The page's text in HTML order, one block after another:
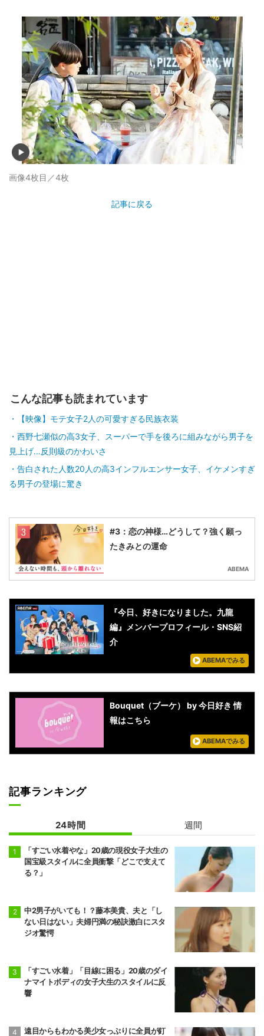
画像4枚目／4枚
記事に戻る
こんな記事も読まれています
【映像】モテ女子2人の可愛すぎる民族衣装
西野七瀬似の高3女子、スーパーで手を後ろに組みながら男子を
見上げ…反則級のかわいさ
告白された人数20人の高3インフルエンサー女子、イケメンすぎ
る男子の登場に驚き
#3：恋の神様…どうして？強く願っ
たきみとの運命
ABEMA
『今日、好きになりました。九龍
編』メンバープロフィール・SNS紹
介
ABEMAでみる
Bouquet（ブーケ） by 今日好き 情
報はこちら
ABEMAでみる
記事ランキング
24時間 週間
「すごい水着やな」20歳の現役女子大生の
国宝級スタイルに全員衝撃「どこで支えて
る？」
中2男子がいても！？藤本美貴、夫と「し
ない日はない」夫婦円満の秘訣激白にスタ
ジオ驚愕
「すごい水着」「目線に困る」20歳のダイ
ナマイトボディの女子大生のスタイルに反
響
遠目からもわかる美少女っぷりに全員が釘